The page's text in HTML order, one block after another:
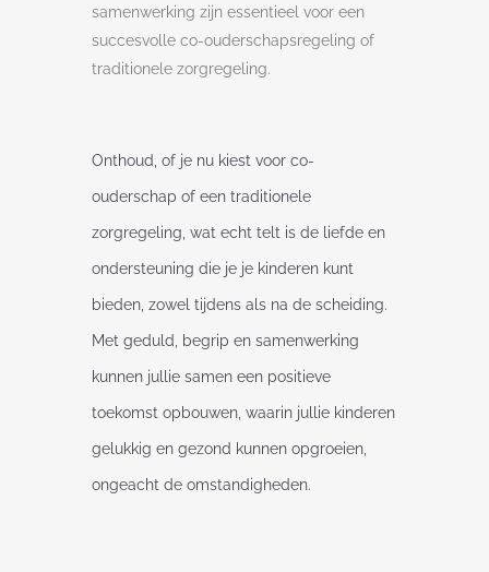
samenwerking zijn essentieel voor een
succesvolle co-ouderschapsregeling of
traditionele zorgregeling.
Onthoud, of je nu kiest voor co-
ouderschap of een traditionele
zorgregeling, wat echt telt is de liefde en
ondersteuning die je je kinderen kunt
bieden, zowel tijdens als na de scheiding.
Met geduld, begrip en samenwerking
kunnen jullie samen een positieve
toekomst opbouwen, waarin jullie kinderen
gelukkig en gezond kunnen opgroeien,
ongeacht de omstandigheden.